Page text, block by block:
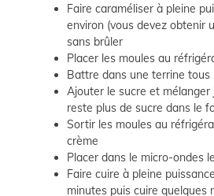
Faire caraméliser à pleine
environ (vous devez obtenir
sans brûler
Placer les moules au
Battre dans une terrine tous
Ajouter le sucre et mélanger
reste plus de sucre dans le
Sortir les moules au
crème
Placer dans le micro-ondes
Faire cuire à pleine
minutes puis cuire quelques